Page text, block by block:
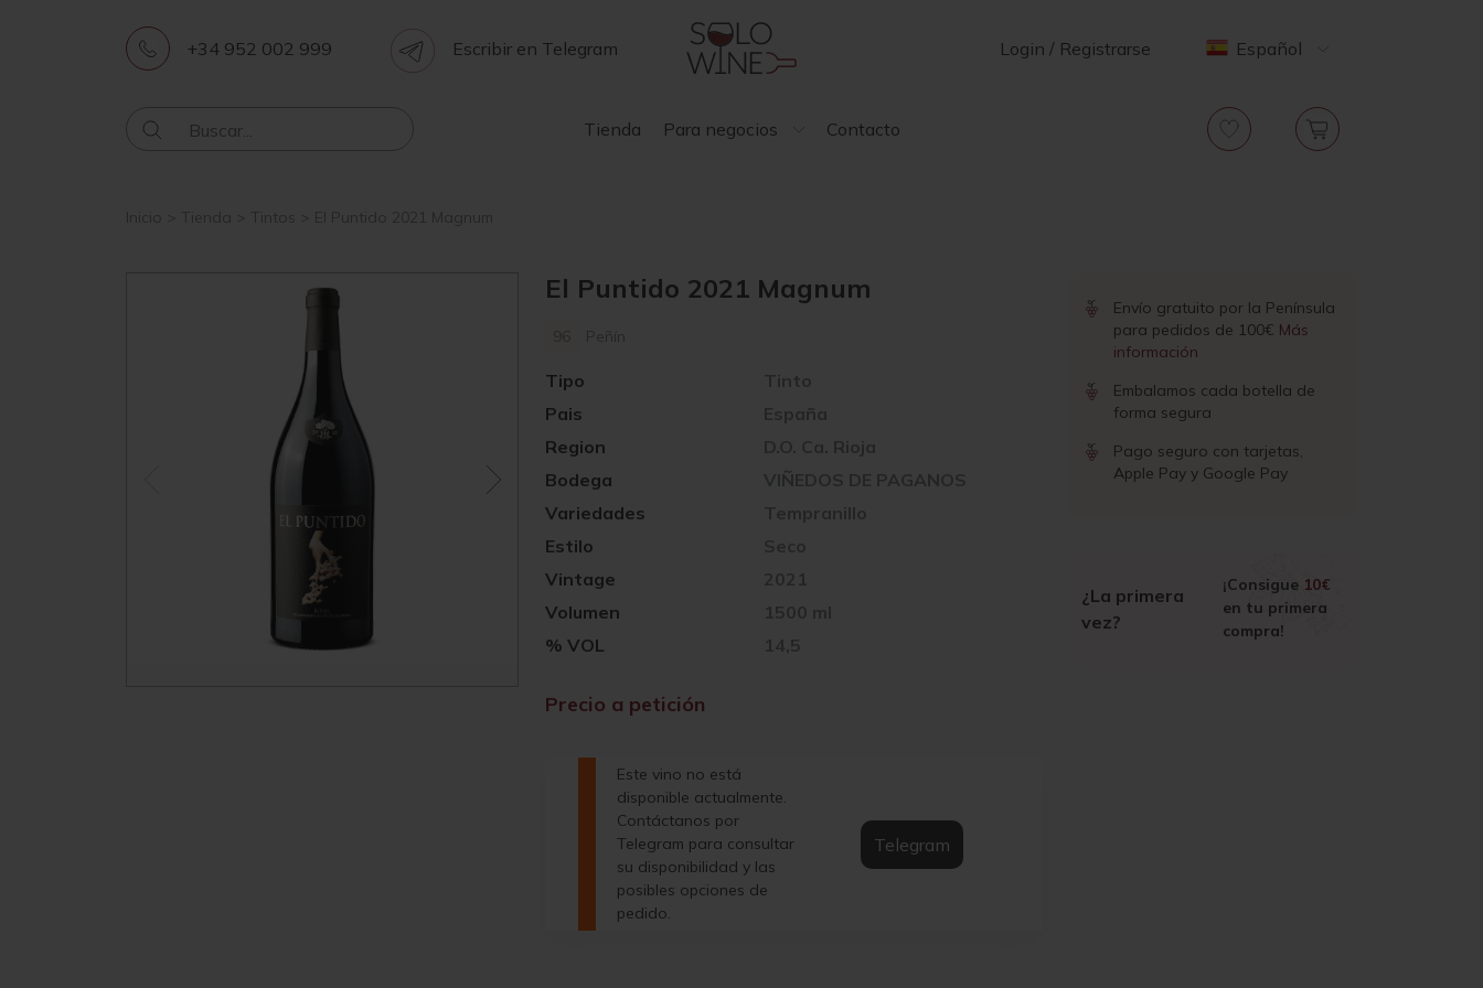
+34 952 002 999 Escribir en Telegram Login / Registrarse Español
Tienda Para negocios Contacto
Inicio Tienda Tintos El Puntido 2021 Magnum
El Puntido 2021 Magnum
Peñín
Pais España
Vintage 2021
Region D.O. Ca. Rioja
Volumen 1500 ml
Bodega VIÑEDOS DE PAGANOS
% VOL 14,5
Variedades Tempranillo
Tipo Tinto
Estilo Seco
Precio a petición
Este vino no está
disponible actualmente.
Contáctanos por
Telegram para consultar
su disponibilidad y las
posibles opciones de
pedido.
Telegram
Envío gratuito por la Península
para pedidos de 100€ Más
información
Embalamos cada botella de
forma segura
Pago seguro con tarjetas,
Apple Pay y Google Pay
¿La primera
vez?
¡Consigue 10€
en tu primera
compra!